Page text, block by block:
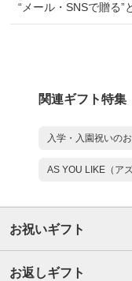
“メール・SNSで贈る”
関連ギフト特集
入学・入園祝いの
AS YOU LIKE（ア
お祝いギフト
お返しギフト